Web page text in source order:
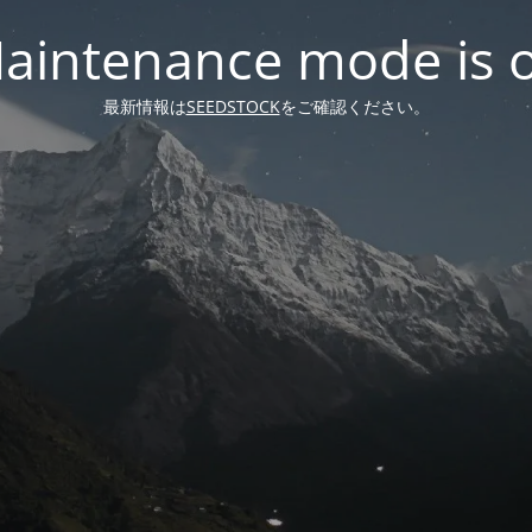
mode is
最新情報はSEEDSTOCKをご確認ください。